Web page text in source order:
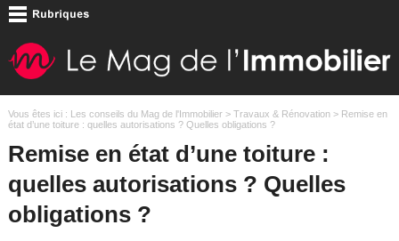
Vous êtes ici : Les conseils du Mag de l'Immobilier> Travaux & Rénovation> Remise en
état d’une toiture : quelles autorisations ? Quelles obligations ?
Remise en état d’une toiture :
quelles autorisations ? Quelles
obligations ?